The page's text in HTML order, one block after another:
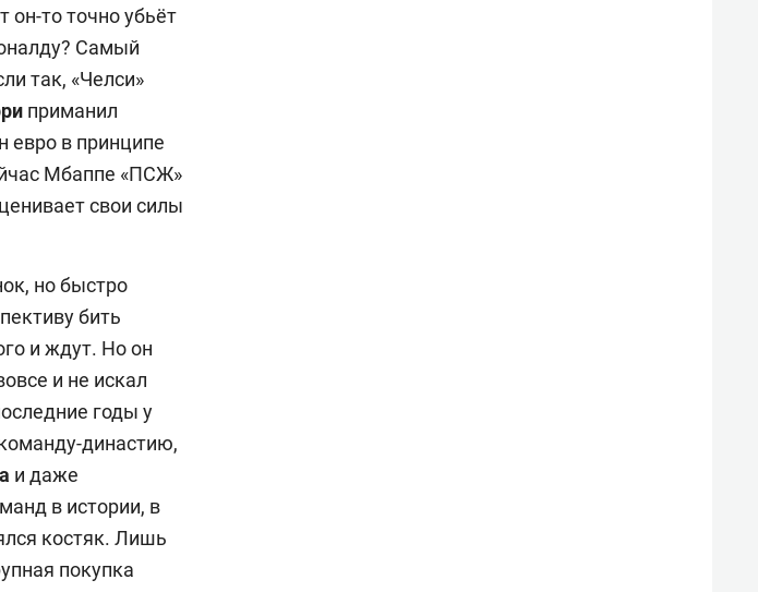
он-то точно убьёт
Самый
так, «Челси»
приманил
евро в принципе
Мбаппе «ПСЖ»
свои силы
но быстро
бить
и ждут. Но он
и не искал
годы у
династию,
и даже
в истории, в
костяк. Лишь
покупка